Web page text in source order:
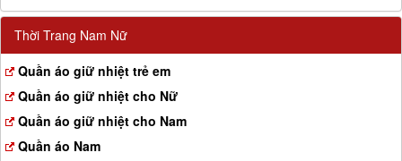
Thời Trang Nam Nữ
Quần áo giữ nhiệt trẻ em
Quần áo giữ nhiệt cho Nữ
Quần áo giữ nhiệt cho Nam
Quần áo Nam